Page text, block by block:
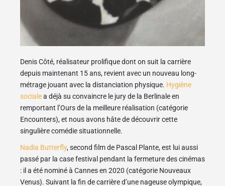
Denis Côté, réalisateur prolifique dont on suit la carrière
depuis maintenant 15 ans, revient avec un nouveau long-
métrage jouant avec la distanciation physique. Hygiène
socialea déjà su convaincre le jury de la Berlinale en
remportant l’Ours de la meilleure réalisation (catégorie
Encounters), et nous avons hâte de découvrir cette
singulière comédie situationnelle.
Nadia Butterfly, second film de Pascal Plante, est lui aussi
passé par la case festival pendant la fermeture des cinémas
: il a été nominé à Cannes en 2020 (catégorie Nouveaux
Venus). Suivant la fin de carrière d’une nageuse olympique,